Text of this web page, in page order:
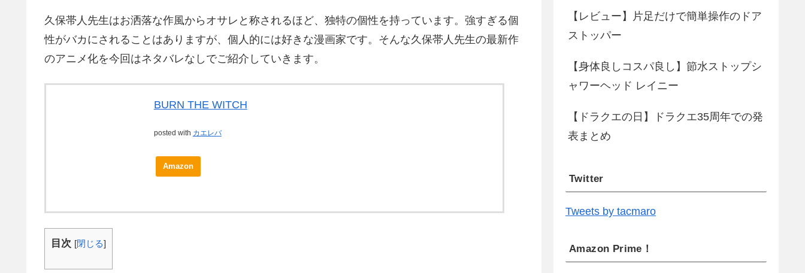
久保帯人先生はお洒落な作風からオサレと称されるほど、独特の個性を持っています。強すぎる個
性がバカにされることはありますが、個人的には好きな漫画家です。そんな久保帯人先生の最新作
のアニメ化を今回はネタバレなしでご紹介していきます。
BURN THE WITCH
posted with カエレバ
Amazon
目次 [閉じる]
【レビュー】片足だけで簡単操作のドア
ストッパー
【身体良しコスパ良し】節水ストップシ
ャワーヘッド レイニー
【ドラクエの日】ドラクエ35周年での発
表まとめ
Twitter
Tweets by tacmaro
Amazon Prime！